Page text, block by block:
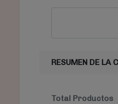
RESUMEN DE LA
Total Productos